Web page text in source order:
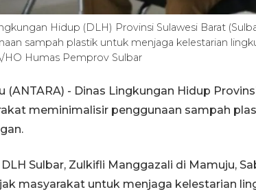
Hidup (DLH) Provinsi Sulawesi Barat
sampah plastik untuk menjaga kelestarian
HO Humas Pemprov Sulbar
(ANTARA) - Dinas Lingkungan Hidup
meminimalisir penggunaan sampah
Sulbar, Zulkifli Manggazali di Mamuju,
masyarakat untuk menjaga kelestarian